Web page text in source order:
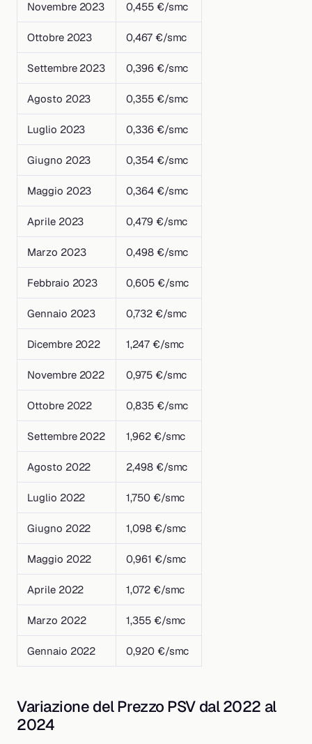
Novembre 2023 0,455 €/smc
Ottobre 2023 0,467 €/smc
Settembre 2023 0,396 €/smc
Agosto 2023 0,355 €/smc
Luglio 2023 0,336 €/smc
Giugno 2023 0,354 €/smc
Maggio 2023 0,364 €/smc
Aprile 2023 0,479 €/smc
Marzo 2023 0,498 €/smc
Febbraio 2023 0,605 €/smc
Gennaio 2023 0,732 €/smc
Dicembre 2022 1,247 €/smc
Novembre 2022 0,975 €/smc
Ottobre 2022 0,835 €/smc
Settembre 2022 1,962 €/smc
Agosto 2022 2,498 €/smc
Luglio 2022 1,750 €/smc
Giugno 2022 1,098 €/smc
Maggio 2022 0,961 €/smc
Aprile 2022 1,072 €/smc
Marzo 2022 1,355 €/smc
Gennaio 2022 0,920 €/smc
Variazione del Prezzo PSV dal 2022 al
2024